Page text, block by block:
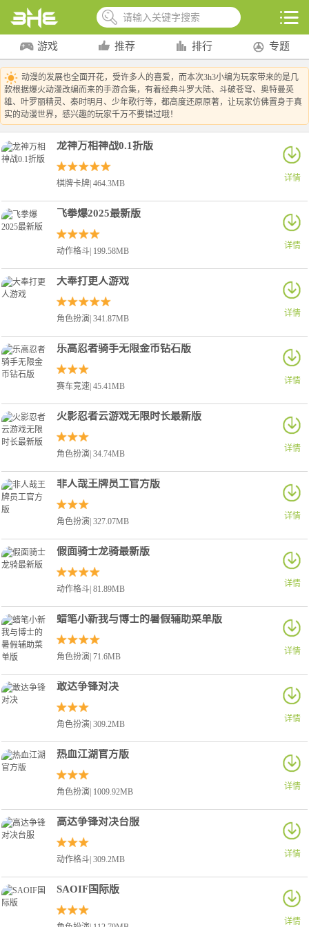
游戏 推荐 排行 专题
动漫的发展也全面开花，受许多人的喜爱，而本次3h3小编为玩家带来的是几
款根据爆火动漫改编而来的手游合集，有着经典斗罗大陆、斗破苍穹、奥特曼英
雄、叶罗丽精灵、秦时明月、少年歌行等，都高度还原原著，让玩家仿佛置身于真
实的动漫世界，感兴趣的玩家千万不要错过哦！
详情
龙神万相神战0.1折版
棋牌卡牌| 464.3MB
详情
飞拳爆2025最新版
动作格斗| 199.58MB
详情
大奉打更人游戏
角色扮演| 341.87MB
详情
乐高忍者骑手无限金币钻石版
赛车竞速| 45.41MB
详情
火影忍者云游戏无限时长最新版
角色扮演| 34.74MB
详情
非人哉王牌员工官方版
角色扮演| 327.07MB
详情
假面骑士龙骑最新版
动作格斗| 81.89MB
详情
蜡笔小新我与博士的暑假辅助菜单版
角色扮演| 71.6MB
详情
敢达争锋对决
角色扮演| 309.2MB
详情
热血江湖官方版
角色扮演| 1009.92MB
详情
高达争锋对决台服
动作格斗| 309.2MB
详情
SAOIF国际版